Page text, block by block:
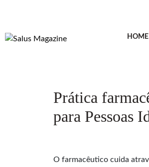
HOME
Prática
para Pessoas
O farmacêutico cuida